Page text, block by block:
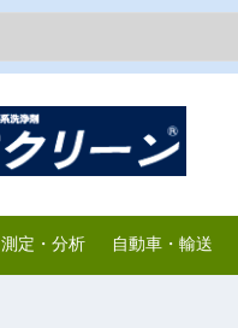
測定・分析 自動車・輸送